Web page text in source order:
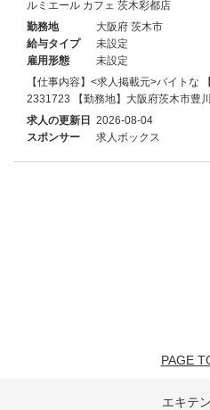
ルミエール カフェ 茨木彩都店
勤務地
大阪府 茨木市
給与タイプ
未設定
雇用形態
未設定
【仕事内容】<求人掲載元>バイトな
2331723 【勤務地】大阪府茨木市豊
求人の更新日 2026-08-04
スポンサー
求人ボックス
PAGE
エキテ